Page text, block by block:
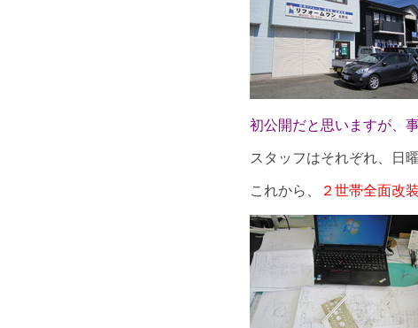
初公開だと思いますが、
スタッフはそれぞれ、日
これから、 ２世帯全面改